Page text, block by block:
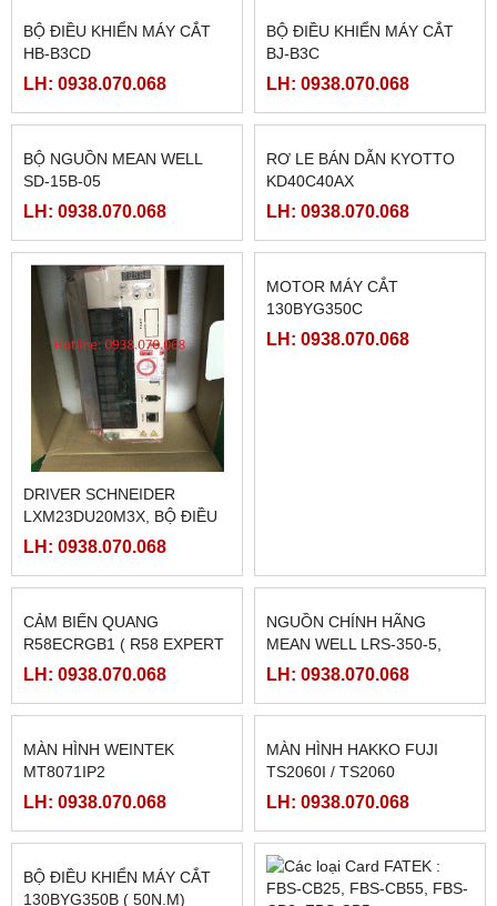
BỘ ĐIỀU KHIỂN MÁY CẮT
HB-B3CD
LH: 0938.070.068
BỘ ĐIỀU KHIỂN MÁY CẮT
BJ-B3C
LH: 0938.070.068
BỘ NGUỒN MEAN WELL
SD-15B-05
LH: 0938.070.068
DRIVER SCHNEIDER
KHIỂN SERVO
LXM23DU20M3X
LH: 0938.070.068
MOTOR MÁY CẮT
LH: 0938.070.068